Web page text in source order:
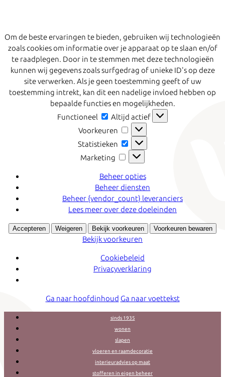
Om de beste ervaringen te bieden, gebruiken wij technologieën
zoals cookies om informatie over je apparaat op te slaan en/of
te raadplegen. Door in te stemmen met deze technologieën
kunnen wij gegevens zoals surfgedrag of unieke ID's op deze
site verwerken. Als je geen toestemming geeft of uw
toestemming intrekt, kan dit een nadelige invloed hebben op
bepaalde functies en mogelijkheden.
Functioneel
Functioneel
Altijd actief
Voorkeuren
Voorkeuren
Statistieken
Statistieken
Marketing
Marketing
Beheer opties
Beheer diensten
Beheer {vendor_count} leveranciers
Lees meer over deze doeleinden
Accepteren Weigeren Bekijk voorkeuren Voorkeuren bewaren
Bekijk voorkeuren
Cookiebeleid
Privacyverklaring
Ga naar hoofdinhoud Ga naar voettekst
sinds 1935
wonen
slapen
vloeren en raamdecoratie
interieuradvies op maat
stofferen in eigen beheer